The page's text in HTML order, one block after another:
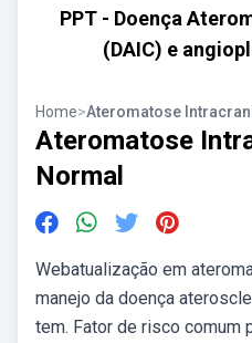
PPT - Doença
(DAIC) e
Home>Ateromatose
Ateromatose
Normal
Webatualização em
manejo da doença
tem. Fator de risco comum